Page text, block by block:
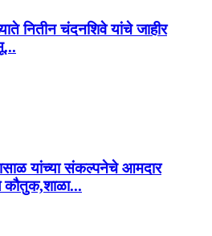
नितीन चंदनशिवे यांचे जाहीर
यांच्या संकल्पनेचे आमदार